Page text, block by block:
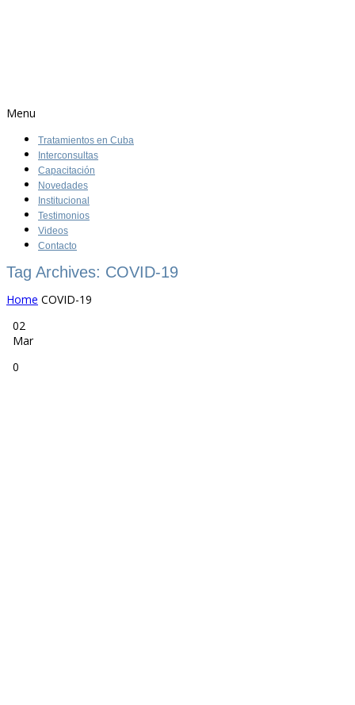
Menu
Tratamientos en Cuba
Interconsultas
Capacitación
Novedades
Institucional
Testimonios
Videos
Contacto
Tag Archives: COVID-19
Home COVID-19
02
Mar
0